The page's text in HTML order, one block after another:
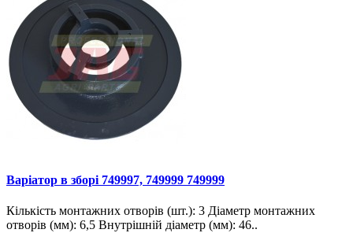
Варіатор в зборі 749997, 749999 749999
Кількість монтажних отворів (шт.): 3 Діаметр монтажних
отворів (мм): 6,5 Внутрішній діаметр (мм): 46..